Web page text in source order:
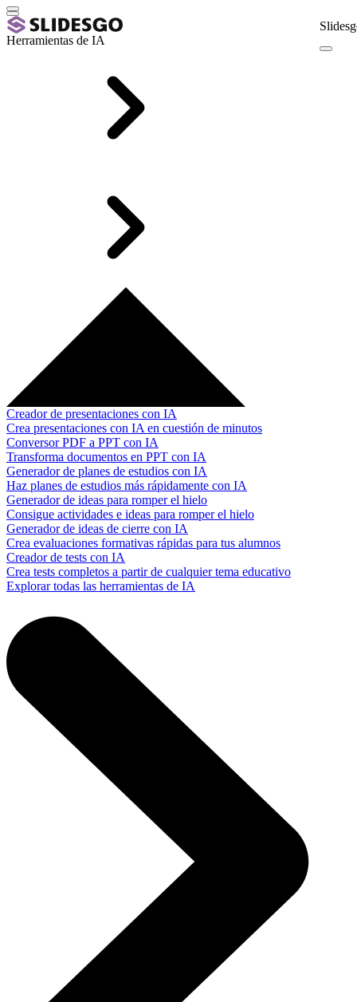
Herramientas de IA
Creador de presentaciones con IA
Crea presentaciones con IA en cuestión de minutos
Conversor PDF a PPT con IA
Transforma documentos en PPT con IA
Generador de planes de estudios con IA
Haz planes de estudios más rápidamente con IA
Generador de ideas para romper el hielo
Consigue actividades e ideas para romper el hielo
Generador de ideas de cierre con IA
Crea evaluaciones formativas rápidas para tus alumnos
Creador de tests con IA
Crea tests completos a partir de cualquier tema educativo
Explorar todas las herramientas de IA